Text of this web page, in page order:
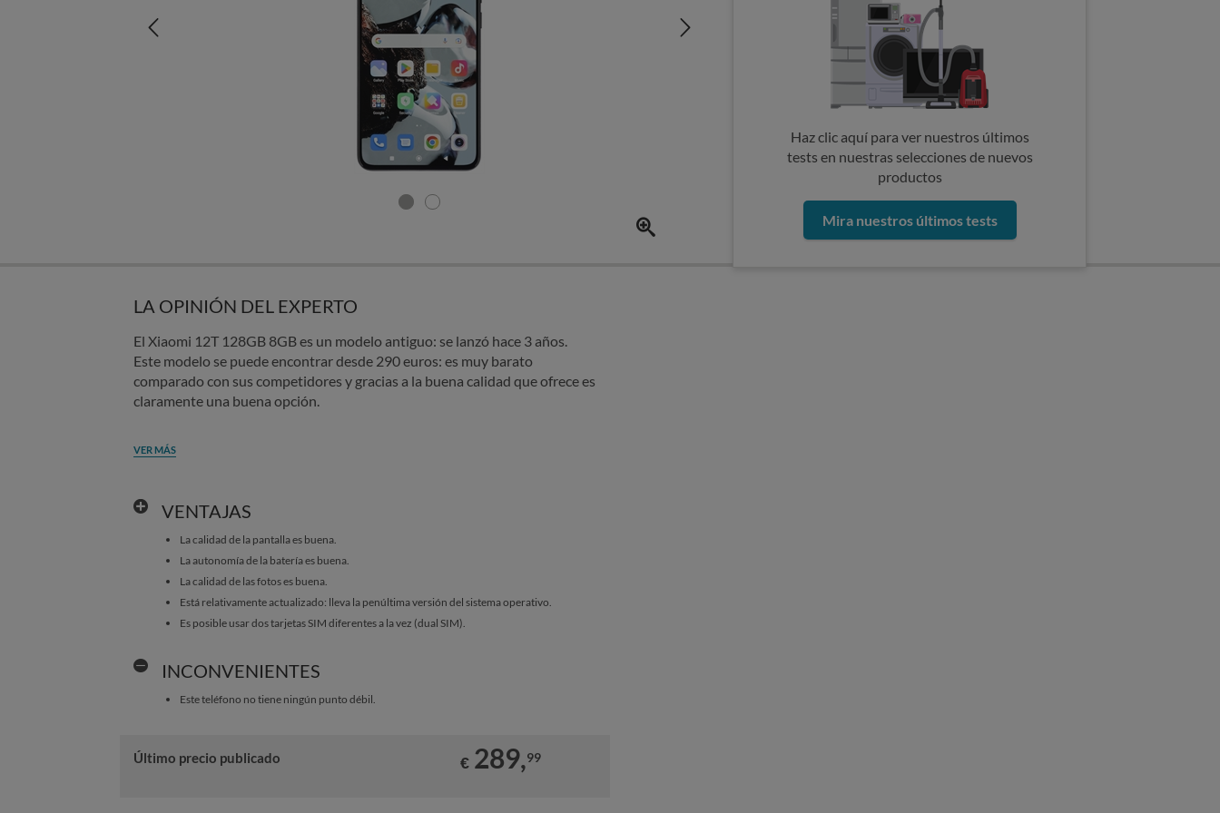
Haz clic aquí para ver nuestros últimos
tests en nuestras selecciones de nuevos
productos
Mira nuestros últimos tests
LA OPINIÓN DEL EXPERTO
El Xiaomi 12T 128GB 8GB es un modelo antiguo: se lanzó hace 3 años.
Este modelo se puede encontrar desde 290 euros: es muy barato
comparado con sus competidores y gracias a la buena calidad que ofrece es
claramente una buena opción.
VER MÁS
VENTAJAS
La calidad de la pantalla es buena.
La autonomía de la batería es buena.
La calidad de las fotos es buena.
Está relativamente actualizado: lleva la penúltima versión del sistema operativo.
Es posible usar dos tarjetas SIM diferentes a la vez (dual SIM).
INCONVENIENTES
Este teléfono no tiene ningún punto débil.
Último precio publicado € 289,99